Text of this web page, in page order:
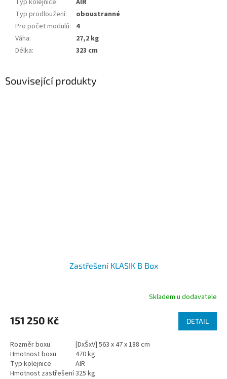
Typ kolejnice:
AIR
Typ prodloužení:
oboustranné
Pro počet modulů: 4
Váha:
27,2 kg
Délka: 323 cm
Související produkty
Zastřešení KLASIK B Box
Skladem u dodavatele
151 250 Kč DETAIL
Rozměr boxu
[DxŠxV] 563 x 47 x 188 cm
Hmotnost boxu
470 kg
Typ kolejnice
AIR
Hmotnost zastřešení325 kg